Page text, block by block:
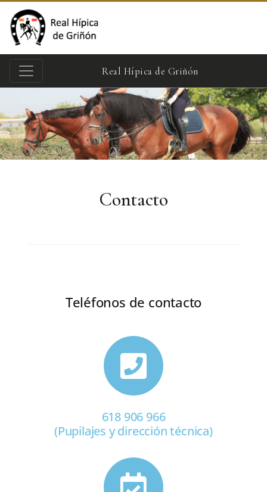
Real Hípica de Griñón
Contacto
Teléfonos de contacto
618 906 966
(Pupilajes y dirección técnica)